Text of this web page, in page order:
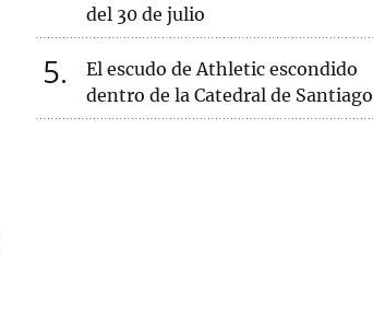
del 30 de julio
5
El escudo de Athletic escondido
dentro de la Catedral de Santiago